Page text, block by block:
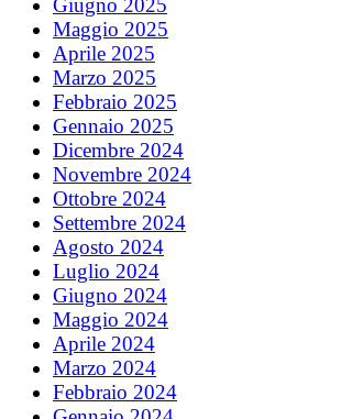
Giugno 2025
Maggio 2025
Aprile 2025
Marzo 2025
Febbraio 2025
Gennaio 2025
Dicembre 2024
Novembre 2024
Ottobre 2024
Settembre 2024
Agosto 2024
Luglio 2024
Giugno 2024
Maggio 2024
Aprile 2024
Marzo 2024
Febbraio 2024